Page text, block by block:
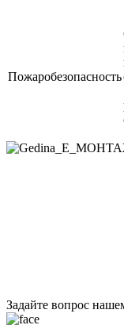
Пожаробезопасность
Задайте вопрос